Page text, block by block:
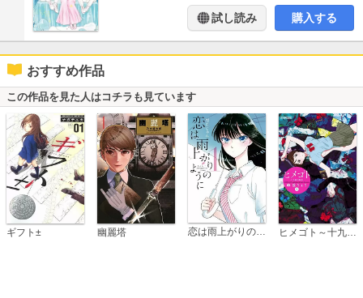
試し読み 購入する
おすすめ作品
この作品を見た人はコチラも見ています
ギフト± 幽麗塔 恋は雨上がりのように